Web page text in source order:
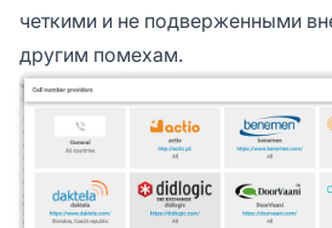
четкими и не подверженными
другим помехам.